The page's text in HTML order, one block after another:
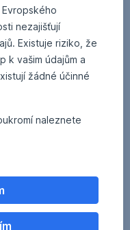
nezajišťují
Existuje riziko, že
k vašim údajům a
žádné účinné
naleznete